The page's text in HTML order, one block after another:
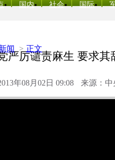
国内 社会 国际
闻 > 正文
严厉谴责麻生 要求其
年08月02日 09:08 来源：中